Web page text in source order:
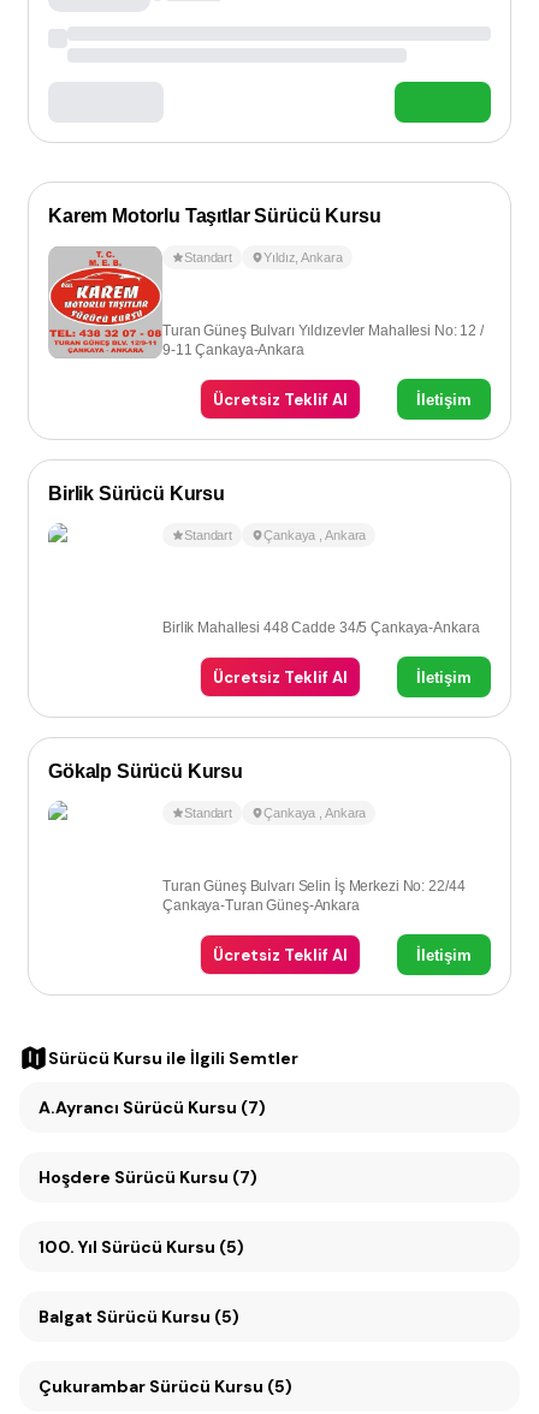
Karem Motorlu Taşıtlar Sürücü Kursu
Standart Yıldız ,Ankara
Turan Güneş Bulvarı Yıldızevler Mahallesi No: 12 /
9-11 Çankaya-Ankara
Ücretsiz Teklif Al İletişim
Birlik Sürücü Kursu
Standart Çankaya ,Ankara
Birlik Mahallesi 448 Cadde 34/5 Çankaya-Ankara
Ücretsiz Teklif Al İletişim
Gökalp Sürücü Kursu
Standart Çankaya ,Ankara
Turan Güneş Bulvarı Selin İş Merkezi No: 22/44
Çankaya-Turan Güneş-Ankara
Ücretsiz Teklif Al İletişim
Sürücü Kursu ile İlgili Semtler
A.Ayrancı Sürücü Kursu (7)
Hoşdere Sürücü Kursu (7)
100. Yıl Sürücü Kursu (5)
Balgat Sürücü Kursu (5)
Çukurambar Sürücü Kursu (5)